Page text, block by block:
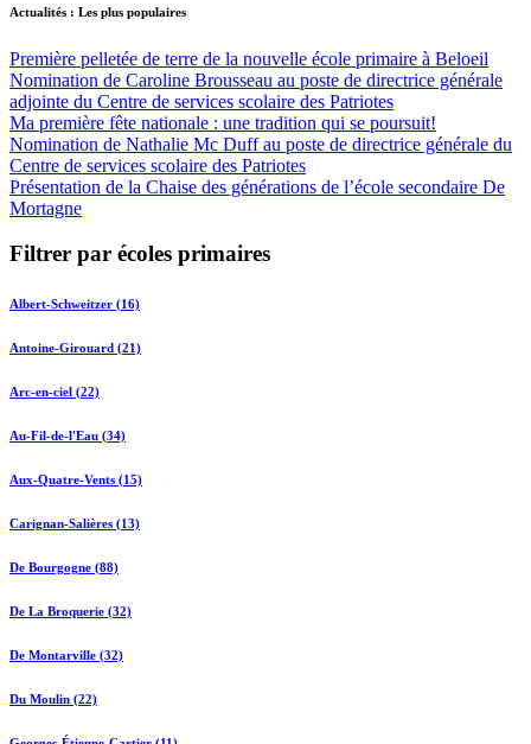
Actualités : Les plus populaires
Première pelletée de terre de la nouvelle école primaire à Beloeil
Nomination de Caroline Brousseau au poste de directrice générale
adjointe du Centre de services scolaire des Patriotes
Ma première fête nationale : une tradition qui se poursuit!
Nomination de Nathalie Mc Duff au poste de directrice générale du
Centre de services scolaire des Patriotes
Présentation de la Chaise des générations de l’école secondaire De
Mortagne
Filtrer par écoles primaires
Albert-Schweitzer (16)
Antoine-Girouard (21)
Arc-en-ciel (22)
Au-Fil-de-l'Eau (34)
Aux-Quatre-Vents (15)
Carignan-Salières (13)
De Bourgogne (88)
De La Broquerie (32)
De Montarville (32)
Du Moulin (22)